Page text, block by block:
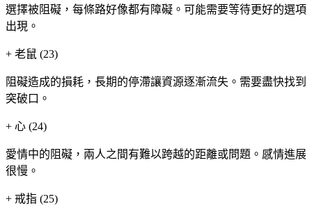
選擇被阻礙，每條路好像都有障礙。可能需要等待更好的選項
出現。
+ 老鼠 (23)
阻礙造成的損耗，長期的停滯讓資源逐漸流失。需要盡快找到
突破口。
+ 心 (24)
愛情中的阻礙，兩人之間有難以跨越的距離或問題。感情進展
很慢。
+ 戒指 (25)